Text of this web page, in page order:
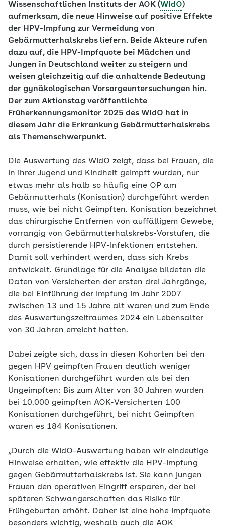
Wissenschaftlichen Instituts der AOK (WIdO)
aufmerksam, die neue Hinweise auf positive Effekte
der HPV-Impfung zur Vermeidung von
Gebärmutterhalskrebs liefern. Beide Akteure rufen
dazu auf, die HPV-Impfquote bei Mädchen und
Jungen in Deutschland weiter zu steigern und
weisen gleichzeitig auf die anhaltende Bedeutung
der gynäkologischen Vorsorgeuntersuchungen hin.
Der zum Aktionstag veröffentlichte
Früherkennungsmonitor 2025 des WIdO hat in
diesem Jahr die Erkrankung Gebärmutterhalskrebs
als Themenschwerpunkt.
Die Auswertung des WIdO zeigt, dass bei Frauen, die
in ihrer Jugend und Kindheit geimpft wurden, nur
etwas mehr als halb so häufig eine OP am
Gebärmutterhals (Konisation) durchgeführt werden
muss, wie bei nicht Geimpften. Konisation bezeichnet
das chirurgische Entfernen von auffälligem Gewebe,
vorrangig von Gebärmutterhalskrebs-Vorstufen, die
durch persistierende HPV-Infektionen entstehen.
Damit soll verhindert werden, dass sich Krebs
entwickelt. Grundlage für die Analyse bildeten die
Daten von Versicherten der ersten drei Jahrgänge,
die bei Einführung der Impfung im Jahr 2007
zwischen 13 und 15 Jahre alt waren und zum Ende
des Auswertungszeitraumes 2024 ein Lebensalter
von 30 Jahren erreicht hatten.
Dabei zeigte sich, dass in diesen Kohorten bei den
gegen HPV geimpften Frauen deutlich weniger
Konisationen durchgeführt wurden als bei den
Ungeimpften: Bis zum Alter von 30 Jahren wurden
bei 10.000 geimpften AOK-Versicherten 100
Konisationen durchgeführt, bei nicht Geimpften
waren es 184 Konisationen.
„Durch die WIdO-Auswertung haben wir eindeutige
Hinweise erhalten, wie effektiv die HPV-Impfung
gegen Gebärmutterhalskrebs ist. Sie kann jungen
Frauen den operativen Eingriff ersparen, der bei
späteren Schwangerschaften das Risiko für
Frühgeburten erhöht. Daher ist eine hohe Impfquote
besonders wichtig, weshalb auch die AOK